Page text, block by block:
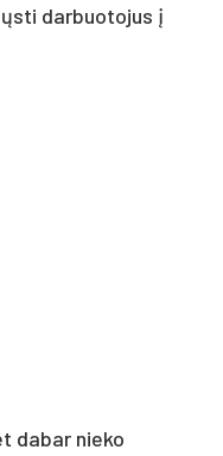
darbuotojus į
dabar nieko